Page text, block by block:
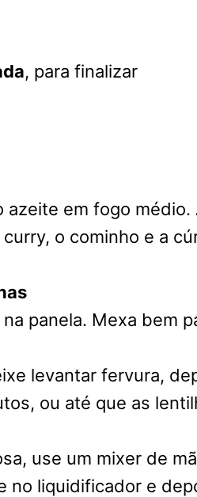
, para finalizar
azeite em fogo
o cominho e a
panela. Mexa bem
levantar fervura,
ou até que as
use um mixer de
no liquidificador e